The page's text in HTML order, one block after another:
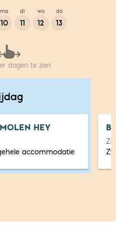
ma
10
di
11
wo
12
do
13
dagen te zien
HEY
accommodatie